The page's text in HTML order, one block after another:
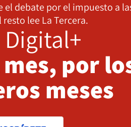
debate por el impuesto a
resto lee La Tercera.
por
meses